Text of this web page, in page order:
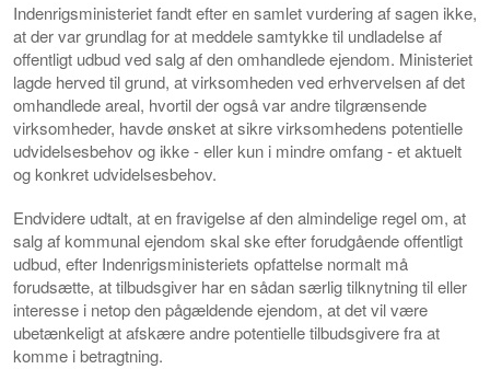
Indenrigsministeriet fandt efter en samlet vurdering af sagen ikke,
at der var grundlag for at meddele samtykke til undladelse af
offentligt udbud ved salg af den omhandlede ejendom. Ministeriet
lagde herved til grund, at virksomheden ved erhvervelsen af det
omhandlede areal, hvortil der også var andre tilgrænsende
virksomheder, havde ønsket at sikre virksomhedens potentielle
udvidelsesbehov og ikke - eller kun i mindre omfang - et aktuelt
og konkret udvidelsesbehov.
Endvidere udtalt, at en fravigelse af den almindelige regel om, at
salg af kommunal ejendom skal ske efter forudgående offentligt
udbud, efter Indenrigsministeriets opfattelse normalt må
forudsætte, at tilbudsgiver har en sådan særlig tilknytning til eller
interesse i netop den pågældende ejendom, at det vil være
ubetænkeligt at afskære andre potentielle tilbudsgivere fra at
komme i betragtning.